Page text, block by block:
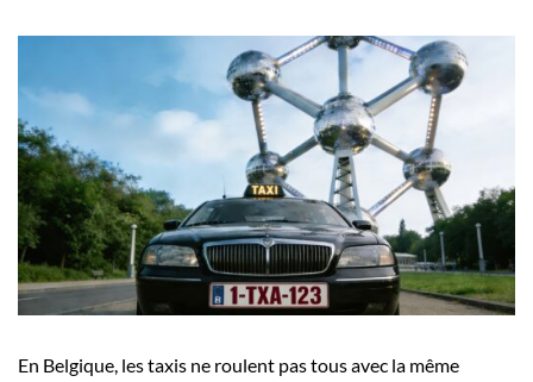
En Belgique, les taxis ne roulent pas tous avec la même